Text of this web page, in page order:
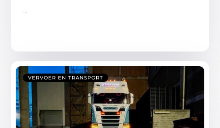
...
VERVOER EN TRANSPORT